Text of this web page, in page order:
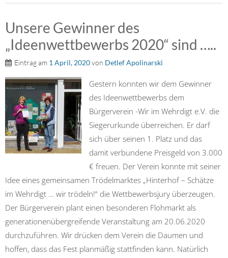
Unsere Gewinner des
„Ideenwettbewerbs 2020“ sind …..
Eintrag am 1 April, 2020von Detlef Apolinarski
Gestern konnten wir dem Gewinner
des Ideenwettbewerbs dem
Bürgerverein -Wir im Wehrdigt e.V. die
Siegerurkunde überreichen. Er darf
sich über seinen 1. Platz und das
damit verbundene Preisgeld von 3.000
€ freuen. Der Verein konnte mit seiner
Idee eines gemeinsamen Trödelmarktes „Hinterhof – Schätze
im Wehrdigt … wir trödeln!“ die Wettbewerbsjury überzeugen.
Der Bürgerverein plant einen besonderen Flohmarkt als
generationenübergreifende Veranstaltung am 20.06.2020
durchzuführen. Wir drücken dem Verein die Daumen und
hoffen, dass das Fest planmäßig stattfinden kann. Natürlich